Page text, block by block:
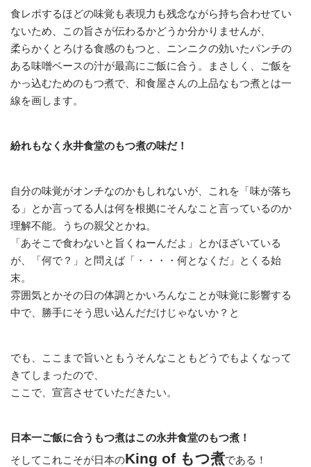
食レポするほどの味覚も表現力も残念ながら持ち合わせてい
ないため、この旨さが伝わるかどうか分かりませんが、
柔らかくとろける食感のもつと、ニンニクの効いたパンチの
ある味噌ベースの汁が最高にご飯に合う。まさしく、ご飯を
かっ込むためのもつ煮で、和食屋さんの上品なもつ煮とは一
線を画します。
紛れもなく永井食堂のもつ煮の味だ！
自分の味覚がオンチなのかもしれないが、これを「味が落ち
る」とか言ってる人は何を根拠にそんなこと言っているのか
理解不能。うちの親父とかね。
「あそこで食わないと旨くねーんだよ」とかほざいている
が、「何で？」と問えば「・・・・何となくだ」とくる始
末。
雰囲気とかその日の体調とかいろんなことが味覚に影響する
中で、勝手にそう思い込んだだけじゃないか？と
でも、ここまで旨いともうそんなこともどうでもよくなって
きてしまったので、
ここで、宣言させていただきたい。
日本一ご飯に合うもつ煮はこの永井食堂のもつ煮！
そしてこれこそが日本のKing of もつ煮である！